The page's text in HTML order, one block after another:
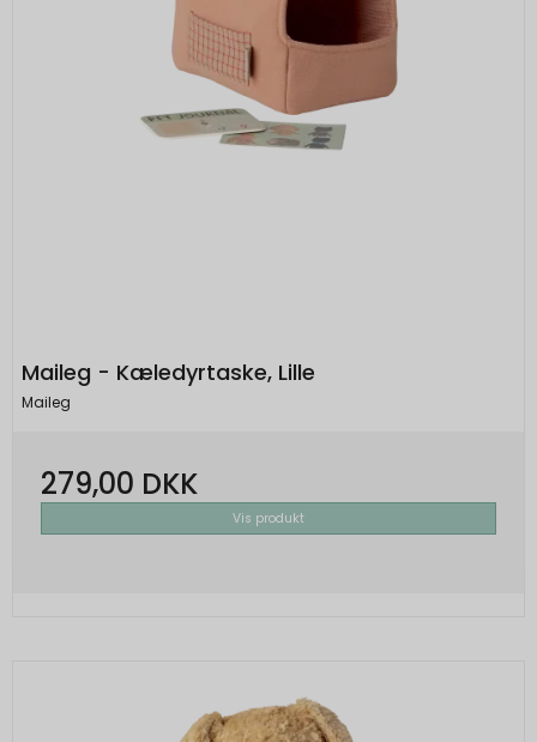
Maileg - Kæledyrtaske, Lille
Maileg
279,00 DKK
Vis produkt